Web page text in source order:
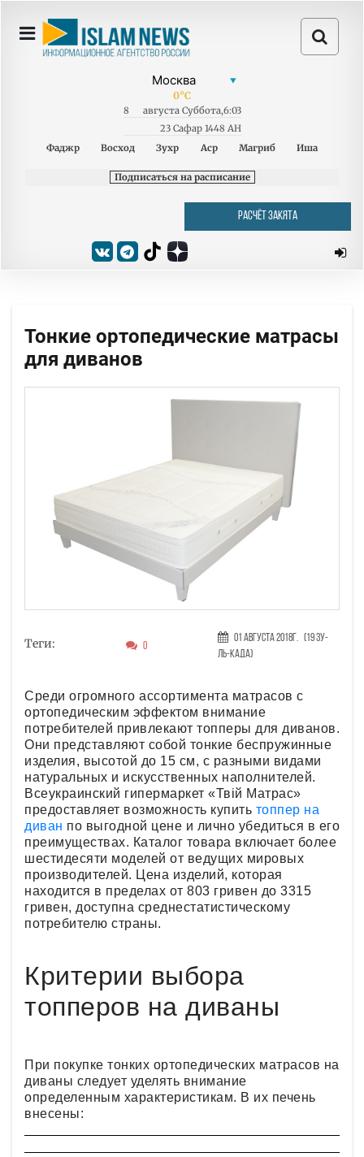
0°C
8 августа Суббота,6:03
23 Сафар 1448 AH
Фаджр
Восход Зухр Аср Магриб Иша
Подписаться на расписание
РАСЧЁТ ЗАКЯТА
Тонкие ортопедические матрасы
для диванов
Теги: 0
01 Августа 2018г. (19 Зу-
ль-када)
Среди огромного ассортимента матрасов с
ортопедическим эффектом внимание
потребителей привлекают топперы для диванов.
Они представляют собой тонкие беспружинные
изделия, высотой до 15 см, с разными видами
натуральных и искусственных наполнителей.
Всеукраинский гипермаркет «Твій Матрас»
предоставляет возможность купить топпер на
диван по выгодной цене и лично убедиться в его
преимуществах. Каталог товара включает более
шестидесяти моделей от ведущих мировых
производителей. Цена изделий, которая
находится в пределах от 803 гривен до 3315
гривен, доступна среднестатистическому
потребителю страны.
Критерии выбора
топперов на диваны
При покупке тонких ортопедических матрасов на
диваны следует уделять внимание
определенным характеристикам. В их печень
внесены: